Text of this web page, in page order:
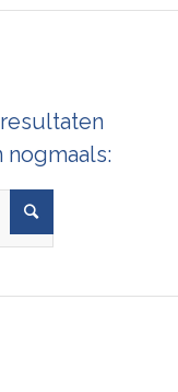
nogmaals: